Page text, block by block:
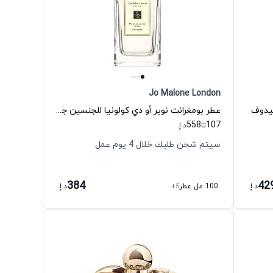
د.إ.
Jo Malone London
عطر بومغرانت نوير أو دي كولونيا للجنسين جو مالون لندن
107تا558د.إ.
سيتم شحن طلبك خلال 4 يوم عمل
100 مل عطر +5
384د.إ.